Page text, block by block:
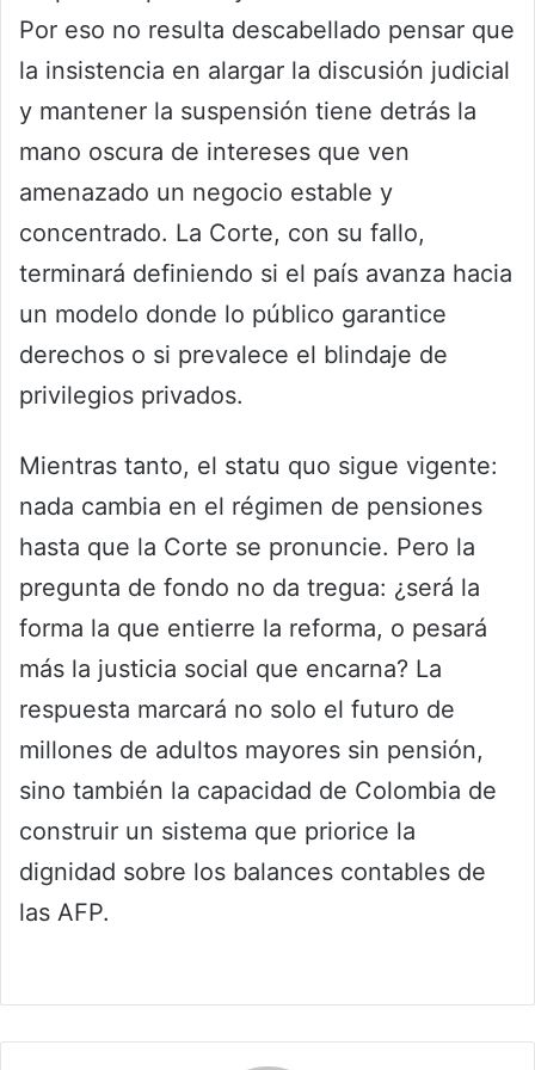
Por eso no resulta descabellado pensar que
la insistencia en alargar la discusión judicial
y mantener la suspensión tiene detrás la
mano oscura de intereses que ven
amenazado un negocio estable y
concentrado. La Corte, con su fallo,
terminará definiendo si el país avanza hacia
un modelo donde lo público garantice
derechos o si prevalece el blindaje de
privilegios privados.
Mientras tanto, el statu quo sigue vigente:
nada cambia en el régimen de pensiones
hasta que la Corte se pronuncie. Pero la
pregunta de fondo no da tregua: ¿será la
forma la que entierre la reforma, o pesará
más la justicia social que encarna? La
respuesta marcará no solo el futuro de
millones de adultos mayores sin pensión,
sino también la capacidad de Colombia de
construir un sistema que priorice la
dignidad sobre los balances contables de
las AFP.